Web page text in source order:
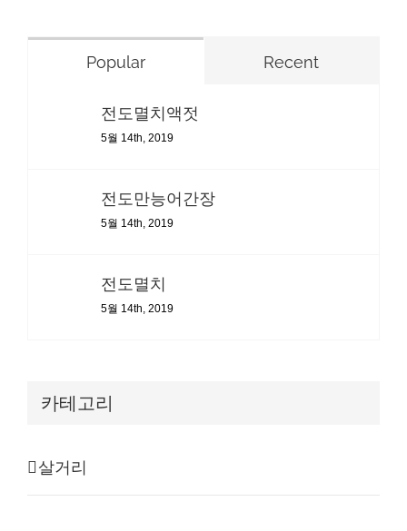
Popular Recent
전도멸치액젓
5월 14th, 2019
전도만능어간장
5월 14th, 2019
전도멸치
5월 14th, 2019
카테고리
살거리